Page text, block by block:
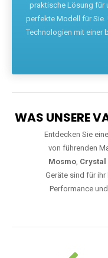
praktische Lösung für
perfekte Modell für
Technologien mit einer
WAS UNSERE
Entdecken Sie
von führenden
Mosmo, Crystal
Geräte sind für
Performance